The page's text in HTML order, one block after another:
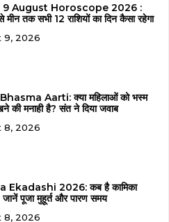
9 August Horoscope 2026 :
मीन तक सभी 12 राशियों का दिन कैसा रहेगा
9, 2026
Aarti: क्या महिलाओं को भस्म
की मनाही है? संत ने दिया जवाब
8, 2026
Ekadashi 2026: कब है कामिका
जानें पूजा मुहूर्त और पारण समय
8, 2026